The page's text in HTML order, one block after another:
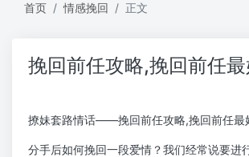
首页 情感挽回 正文
挽回前任攻略,挽回前任
撩妹套路情话——挽回前任攻略,挽回前任最
分手后如何挽回一段爱情？我们经常说要进